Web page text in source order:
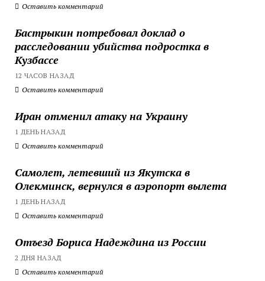
Оставить комментарий
Бастрыкин потребовал доклад о
расследовании убийства подростка в
Кузбассе
12 ЧАСОВ НАЗАД
Оставить комментарий
Иран отменил атаку на Украину
1 ДЕНЬ НАЗАД
Оставить комментарий
Самолет, летевший из Якутска в
Олекминск, вернулся в аэропорт вылета
1 ДЕНЬ НАЗАД
Оставить комментарий
Отъезд Бориса Надеждина из России
2 ДНЯ НАЗАД
Оставить комментарий